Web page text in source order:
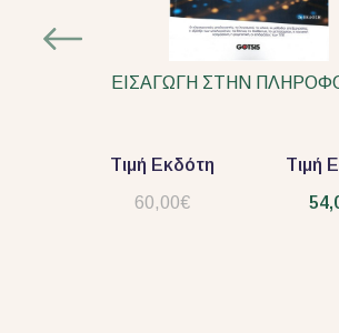
ΕΙΣΑΓΩΓΗ ΣΤΗΝ
Τιμή Εκδότη
60,00€
Τιμή